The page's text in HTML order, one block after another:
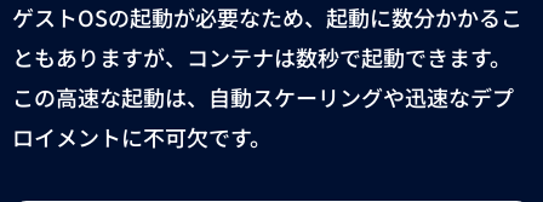
ゲストOSの起動が必要なため、起動に数分かかるこ
ともありますが、コンテナは数秒で起動できます。
この高速な起動は、自動スケーリングや迅速なデプ
ロイメントに不可欠です。